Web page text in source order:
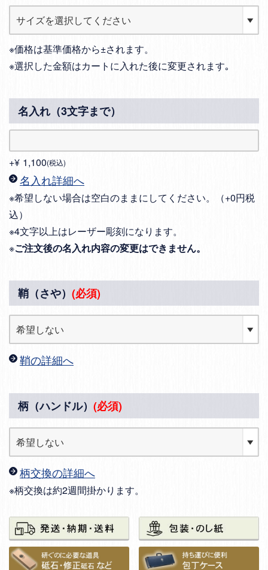
※価格は基準価格から±されます。
※選択した金額はカートに入れた後に変更されます｡
名入れ（3文字まで）
+¥ 1,100 税込
名入れ詳細へ
※希望しない場合は空白のままにしてください。（+0円税
込）
※4文字以上はレーザー彫刻になります。
※ご注文後の名入れ内容の変更はできません。
鞘（さや） (必須)
鞘の詳細へ
柄（ハンドル） (必須)
柄交換の詳細へ
※柄交換は約2週間掛かります。